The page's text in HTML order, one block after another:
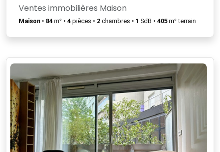
Ventes immobilières Maison
Maison • 84 m² • 4 pièces • 2 chambres • 1 SdB • 405 m² terrain